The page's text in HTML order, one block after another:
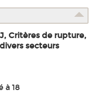
Critères de rupture,
secteurs
à 18